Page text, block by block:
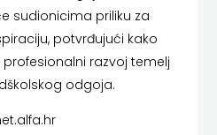
sudionicima priliku za
potvrđujući kako
razvoj temelj
odgoja.